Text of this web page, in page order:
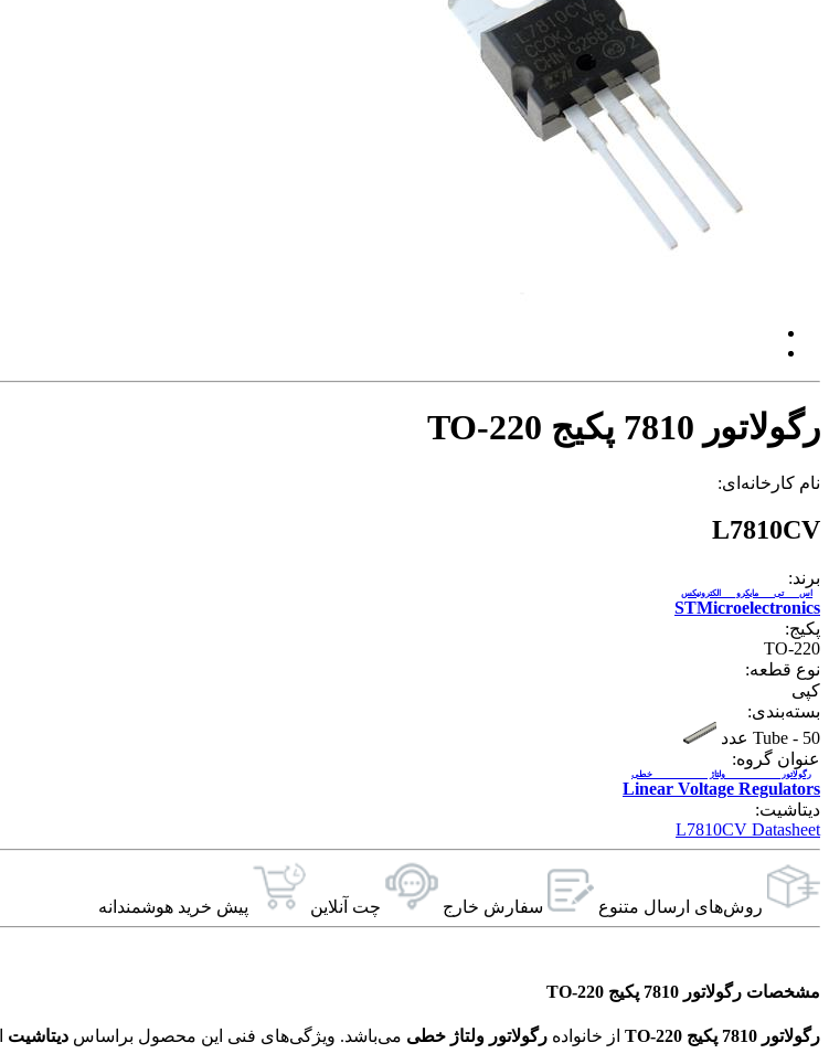
رگولاتور 7810 پکیج TO-220
نام کارخانه‌ای:
L7810CV
برند:
STMicroelectronics
اس تی مایکرو الکترونیکس
پکیج:
TO-220
نوع قطعه:
کپی
بسته‌بندی:
Tube - 50 عدد
عنوان گروه:
Linear Voltage Regulators
رگولاتور ولتاژ خطی
دیتاشیت:
L7810CV Datasheet
روش‌های ارسال‌ متنوع سفارش خارج چت آنلاین پیش خرید هوشمندانه
مشخصات رگولاتور 7810 پکیج TO-220
رگولاتور 7810 پکیج TO-220 از خانواده رگولاتور ولتاژ خطی دیتاشیت